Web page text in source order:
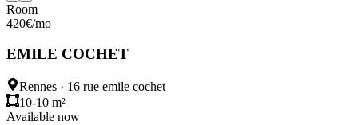
Room
420€/mo
EMILE COCHET
Rennes · 16 rue emile cochet
10-10 m²
Available now